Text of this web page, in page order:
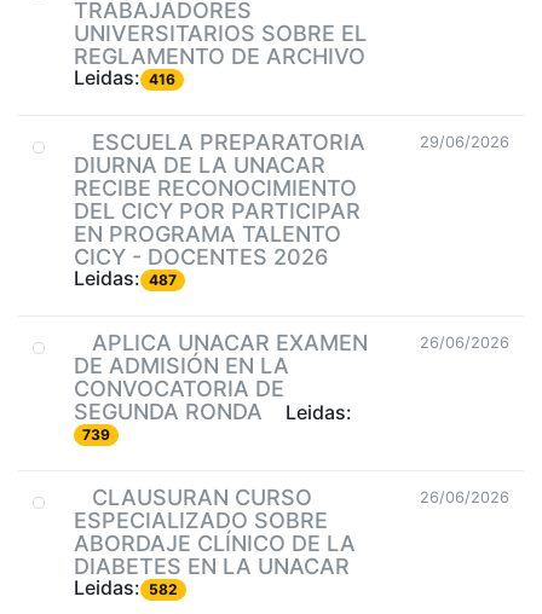
TRABAJADORES
UNIVERSITARIOS SOBRE EL
REGLAMENTO DE ARCHIVO
Leidas: 416
ESCUELA PREPARATORIA
DIURNA DE LA UNACAR
RECIBE RECONOCIMIENTO
DEL CICY POR PARTICIPAR
EN PROGRAMA TALENTO
CICY - DOCENTES 2026
Leidas: 487
29/06/2026
APLICA UNACAR EXAMEN
DE ADMISIÓN EN LA
CONVOCATORIA DE
SEGUNDA RONDA
Leidas:
739
26/06/2026
CLAUSURAN CURSO
ESPECIALIZADO SOBRE
ABORDAJE CLÍNICO DE LA
DIABETES EN LA UNACAR
Leidas: 582
26/06/2026